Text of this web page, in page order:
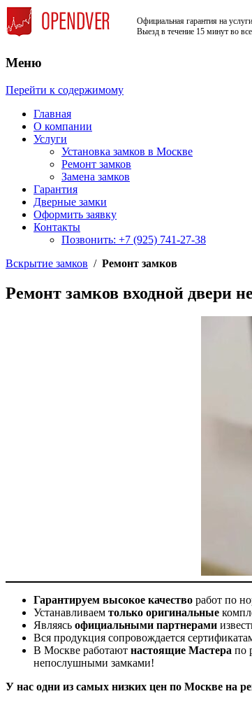
Официальная гарантия на
Выезд в течение 15 минут во
Служба вскрытия и
Меню
Перейти к содержимому
Главная
О компании
Услуги
Установка замков в Москве
Ремонт замков
Замена замков
Гарантия
Дверные замки
Оформить заявку
Контакты
Позвонить: +7 (925) 741-27-38
Вскрытие замков / Ремонт замков
Ремонт замков входной двери
Гарантируем высокое качество работ по
Устанавливаем только оригинальные
Являясь официальными партнерами
Вся продукция сопровождается
В Москве работают настоящие Мастера по
непослушными замками!
У нас одни из самых низких цен по Москве на